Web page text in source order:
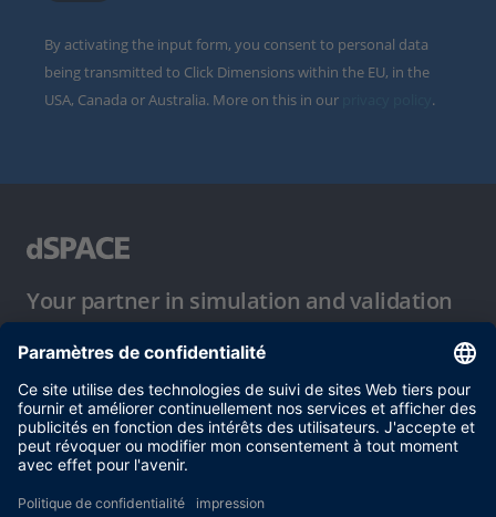
By activating the input form, you consent to personal data
being transmitted to Click Dimensions within the EU, in the
USA, Canada or Australia. More on this in our
.
Your partner in simulation and validation
Conditions d´utilisation
Politique de confidentialité
Mentions légales et conditions générales